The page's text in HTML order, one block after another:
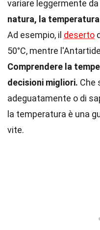
variare leggermente
natura, la
Ad esempio, il deserto
50°C, mentre
Comprendere la
decisioni migliori. Che
adeguatamente o di
la temperatura è una
vite.